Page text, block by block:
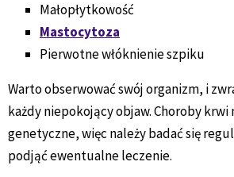
Małopłytkowość
Mastocytoza
Pierwotne włóknienie szpiku
Warto obserwować swój organizm, i
każdy niepokojący objaw. Choroby krwi
genetyczne, więc należy badać się
podjąć ewentualne leczenie.